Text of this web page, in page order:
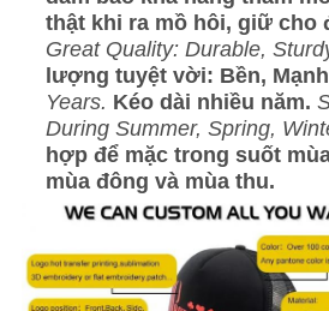
thật khi ra mồ hôi, giữ cho
Great Quality: Durable,
lượng tuyệt vời: Bền,
Years. Kéo dài nhiều năm.
During Summer, Spring,
hợp để mặc trong suốt
mùa đông và mùa thu.